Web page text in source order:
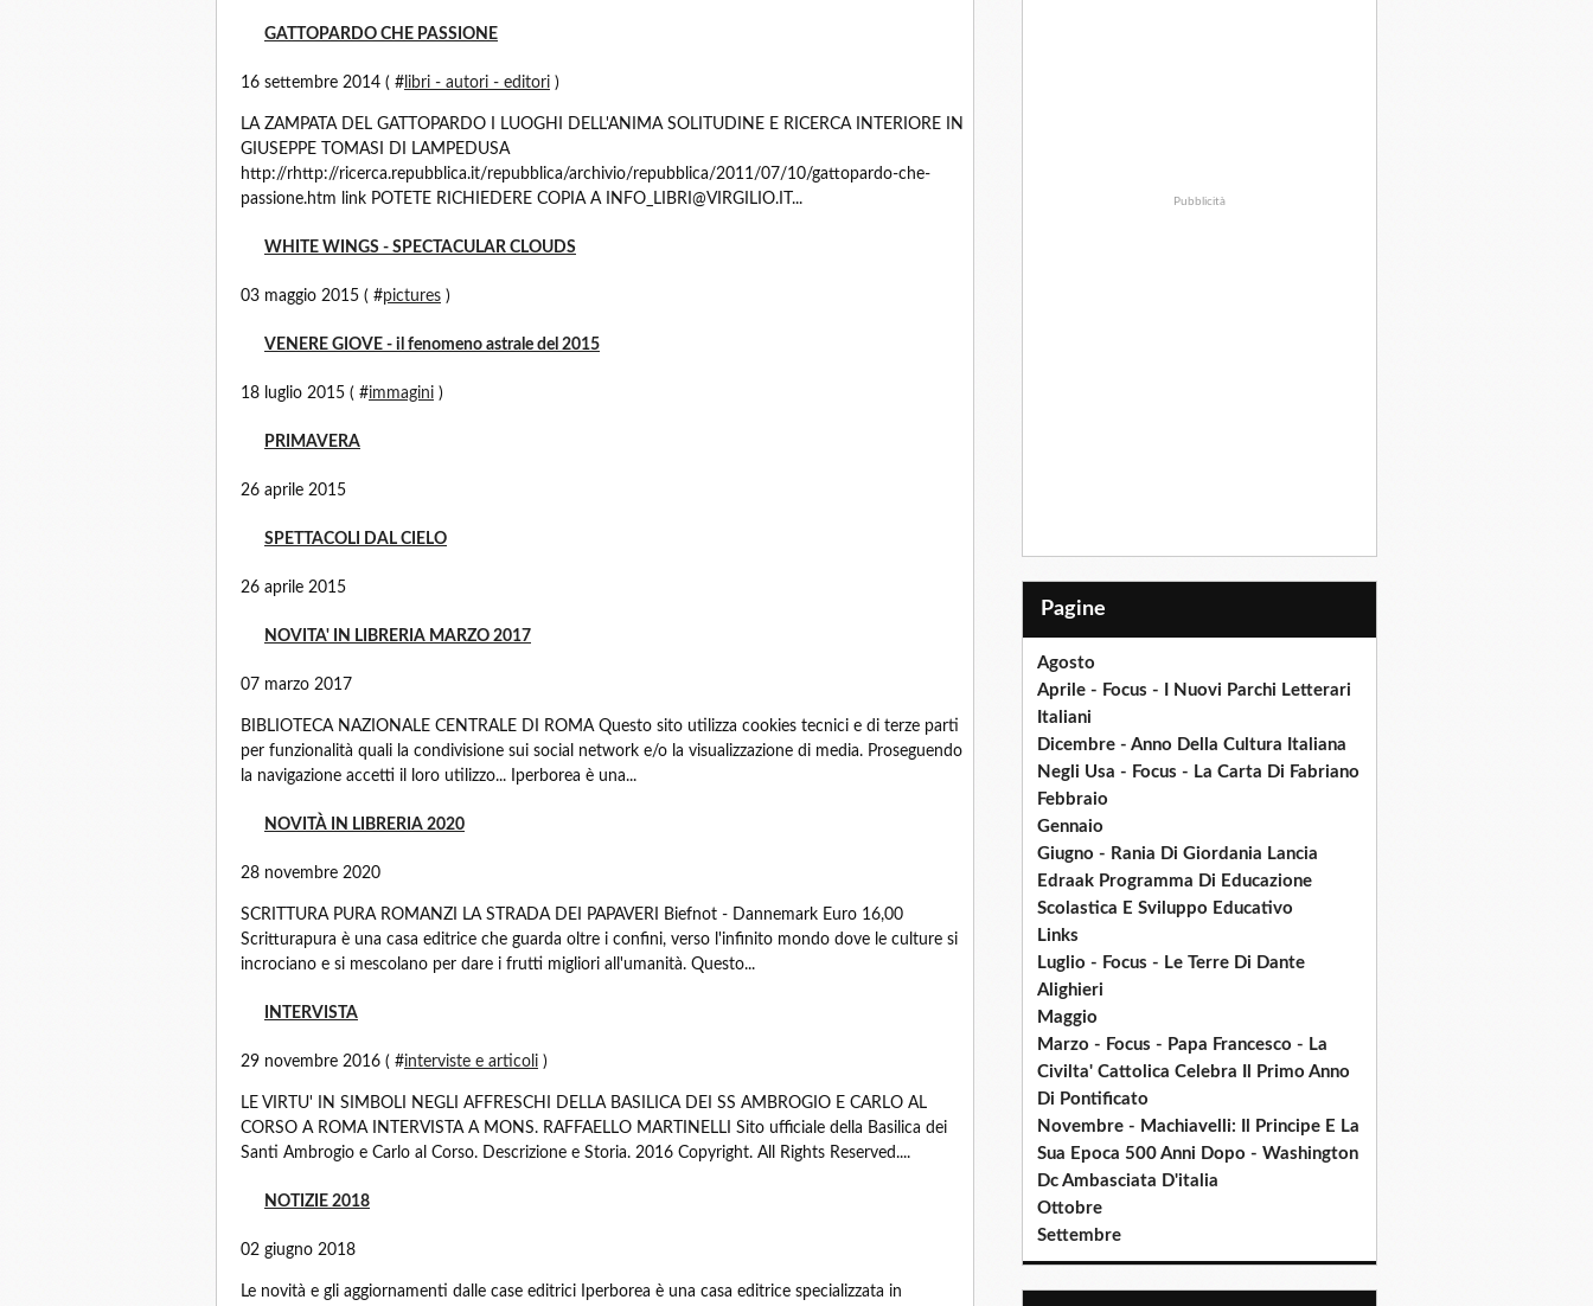
GATTOPARDO CHE PASSIONE
16 settembre 2014 ( # libri - autori - editori )
LA ZAMPATA DEL GATTOPARDO I LUOGHI DELL'ANIMA SOLITUDINE E RICERCA INTERIORE IN
GIUSEPPE TOMASI DI LAMPEDUSA
http://rhttp://ricerca.repubblica.it/repubblica/archivio/repubblica/2011/07/10/gattopardo-che-
passione.htm link POTETE RICHIEDERE COPIA A INFO_LIBRI@VIRGILIO.IT...
WHITE WINGS - SPECTACULAR CLOUDS
03 maggio 2015 ( #pictures )
VENERE GIOVE - il fenomeno astrale del 2015
18 luglio 2015 ( #immagini )
PRIMAVERA
26 aprile 2015
SPETTACOLI DAL CIELO
26 aprile 2015
NOVITA' IN LIBRERIA MARZO 2017
07 marzo 2017
BIBLIOTECA NAZIONALE CENTRALE DI ROMA Questo sito utilizza cookies tecnici e di terze parti
per funzionalità quali la condivisione sui social network e/o la visualizzazione di media. Proseguendo
la navigazione accetti il loro utilizzo... Iperborea è una...
NOVITÀ IN LIBRERIA 2020
28 novembre 2020
SCRITTURA PURA ROMANZI LA STRADA DEI PAPAVERI Biefnot - Dannemark Euro 16,00
Scritturapura è una casa editrice che guarda oltre i confini, verso l'infinito mondo dove le culture si
incrociano e si mescolano per dare i frutti migliori all'umanità. Questo...
INTERVISTA
29 novembre 2016 ( #interviste e articoli )
LE VIRTU' IN SIMBOLI NEGLI AFFRESCHI DELLA BASILICA DEI SS AMBROGIO E CARLO AL
CORSO A ROMA INTERVISTA A MONS. RAFFAELLO MARTINELLI Sito ufficiale della Basilica dei
Santi Ambrogio e Carlo al Corso. Descrizione e Storia. 2016 Copyright. All Rights Reserved....
NOTIZIE 2018
02 giugno 2018
Le novità e gli aggiornamenti dalle case editrici Iperborea è una casa editrice specializzata in
Pubblicità
Pagine
Agosto
Aprile - Focus - I Nuovi Parchi Letterari
Italiani
Dicembre - Anno Della Cultura Italiana
Negli Usa - Focus - La Carta Di Fabriano
Febbraio
Gennaio
Giugno - Rania Di Giordania Lancia
Edraak Programma Di Educazione
Scolastica E Sviluppo Educativo
Links
Luglio - Focus - Le Terre Di Dante
Alighieri
Maggio
Marzo - Focus - Papa Francesco - La
Civilta' Cattolica Celebra Il Primo Anno
Di Pontificato
Novembre - Machiavelli: Il Principe E La
Sua Epoca 500 Anni Dopo - Washington
Dc Ambasciata D'italia
Ottobre
Settembre